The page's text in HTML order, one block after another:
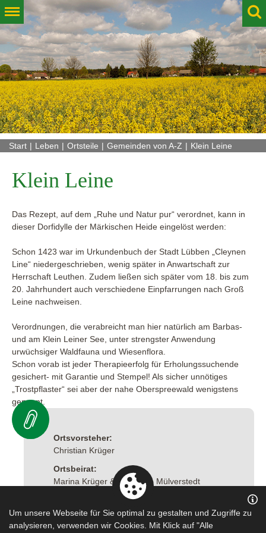
Start Leben Ortsteile Gemeinden von A-Z Klein Leine
Klein Leine
Das Rezept, auf dem „Ruhe und Natur pur“ verordnet, kann in
dieser Dorfidylle der Märkischen Heide eingelöst werden:
Schon 1423 war im Urkundenbuch der Stadt Lübben „Cleynen
Line“ niedergeschrieben, wenig später in Anwartschaft zur
Herrschaft Leuthen. Zudem ließen sich später vom 18. bis zum
20. Jahrhundert auch verschiedene Einpfarrungen nach Groß
Leine nachweisen.
Verordnungen, die verabreicht man hier natürlich am Barbas-
und am Klein Leiner See, unter strengster Anwendung
urwüchsiger Waldfauna und Wiesenflora.
Schon vorab ist jeder Therapieerfolg für Erholungssuchende
gesichert- mit Garantie und Stempel! Als sicher unnötiges
„Trostpflaster“ sei aber der nahe Oberspreewald wenigstens
genannt.
Ortsvorsteher:
Christian Krüger
Ortsbeirat:
Marina Krüger & Jaqueline Mülverstedt
Um unsere Webseite für Sie optimal zu gestalten und Zugriffe zu
analysieren, verwenden wir Cookies. Mit Klick auf "Alle